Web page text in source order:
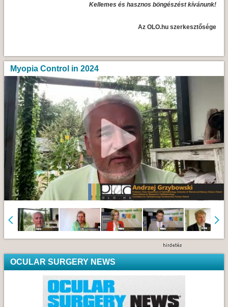
Kellemes és hasznos böngészést kívánunk!
Az OLO.hu szerkesztősége
Myopia Control in 2024
OCULAR SURGERY NEWS